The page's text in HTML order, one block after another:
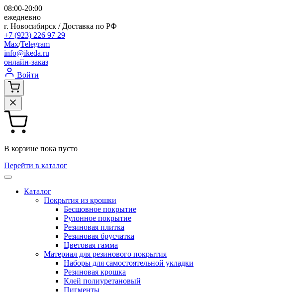
08:00-20:00
ежедневно
г. Новосибирск / Доставка по РФ
+7 (923) 226 97 29
Max/Telegram
info@ikeda.ru
онлайн-заказ
Войти
В корзине пока пусто
Перейти в каталог
Каталог
Покрытия из крошки
Бесшовное покрытие
Рулонное покрытие
Резиновая плитка
Резиновая брусчатка
Цветовая гамма
Материал для резинового покрытия
Наборы для самостоятельной укладки
Резиновая крошка
Клей полиуретановый
Пигменты